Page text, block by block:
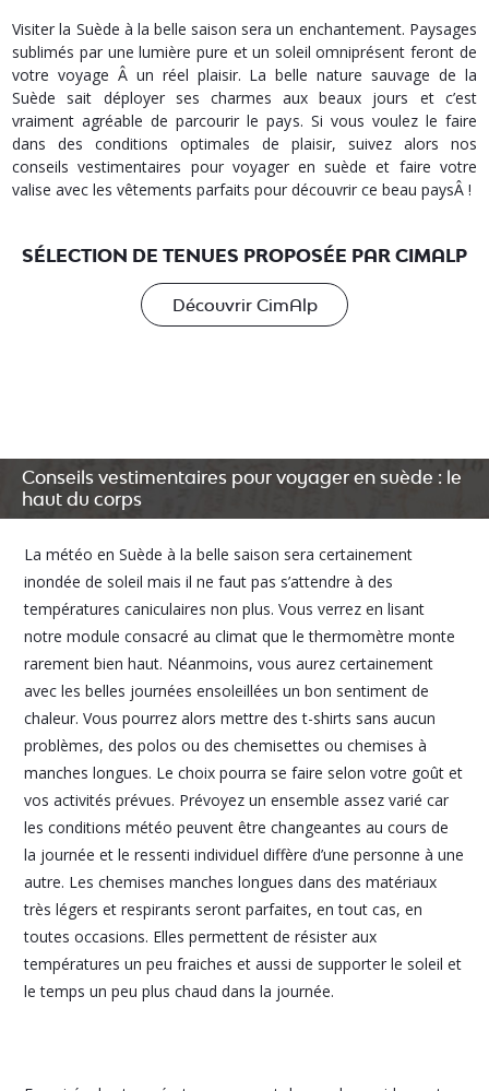
Visiter la Suède à la belle saison sera un enchantement. Paysages
sublimés par une lumière pure et un soleil omniprésent feront de
votre voyage Â un réel plaisir. La belle nature sauvage de la
Suède sait déployer ses charmes aux beaux jours et c’est
vraiment agréable de parcourir le pays. Si vous voulez le faire
dans des conditions optimales de plaisir, suivez alors nos
conseils vestimentaires pour voyager en suède et faire votre
valise avec les vêtements parfaits pour découvrir ce beau paysÂ !
SÉLECTION DE TENUES PROPOSÉE PAR CIMALP
Découvrir CimAlp
Conseils vestimentaires pour voyager en suède : le
haut du corps
La météo en Suède à la belle saison sera certainement
inondée de soleil mais il ne faut pas s’attendre à des
températures caniculaires non plus. Vous verrez en lisant
notre module consacré au climat que le thermomètre monte
rarement bien haut. Néanmoins, vous aurez certainement
avec les belles journées ensoleillées un bon sentiment de
chaleur. Vous pourrez alors mettre des t-shirts sans aucun
problèmes, des polos ou des chemisettes ou chemises à
manches longues. Le choix pourra se faire selon votre goût et
vos activités prévues. Prévoyez un ensemble assez varié car
les conditions météo peuvent être changeantes au cours de
la journée et le ressenti individuel diffère d’une personne à une
autre. Les chemises manches longues dans des matériaux
très légers et respirants seront parfaites, en tout cas, en
toutes occasions. Elles permettent de résister aux
températures un peu fraiches et aussi de supporter le soleil et
le temps un peu plus chaud dans la journée.